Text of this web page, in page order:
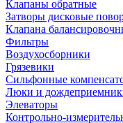
Клапаны обратные
Затворы дисковые
Клапана
Фильтры
Воздухосборники
Грязевики
Сильфонные
Люки и
Элеваторы
Контрольно-